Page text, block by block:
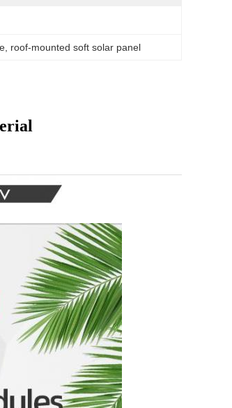
roof-mounted soft solar panel